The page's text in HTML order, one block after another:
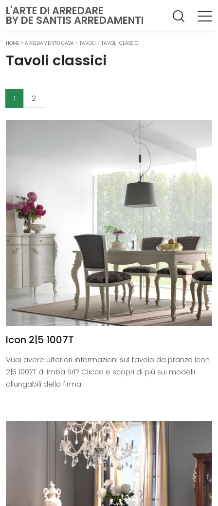
L'ARTE DI ARREDARE
BY DE SANTIS ARREDAMENTI
HOME > ARREDAMENTO CASA > TAVOLI > TAVOLI CLASSICI
Tavoli classici
1 2
Icon 2|5 1007T
Vuoi avere ulteriori informazioni sul tavolo da pranzo Icon
2|5 1007T di Imba Srl? Clicca e scopri di più sui modelli
allungabili della firma.